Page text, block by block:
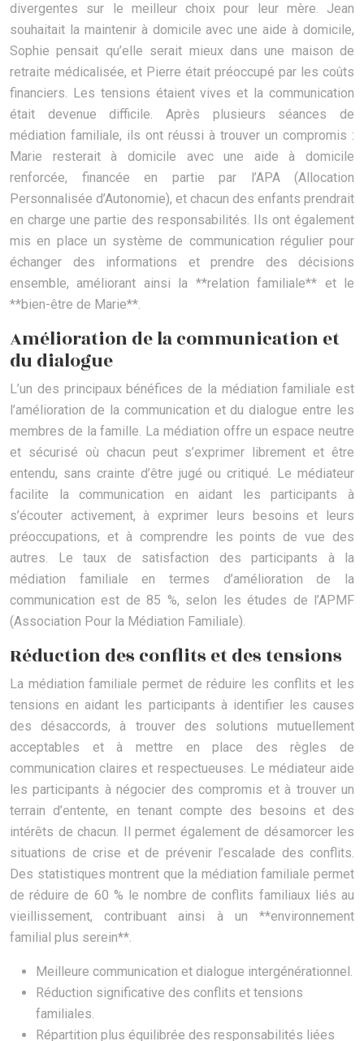
divergentes sur le meilleur choix pour leur mère. Jean
souhaitait la maintenir à domicile avec une aide à domicile,
Sophie pensait qu’elle serait mieux dans une maison de
retraite médicalisée, et Pierre était préoccupé par les coûts
financiers. Les tensions étaient vives et la communication
était devenue difficile. Après plusieurs séances de
médiation familiale, ils ont réussi à trouver un compromis :
Marie resterait à domicile avec une aide à domicile
renforcée, financée en partie par l’APA (Allocation
Personnalisée d’Autonomie), et chacun des enfants prendrait
en charge une partie des responsabilités. Ils ont également
mis en place un système de communication régulier pour
échanger des informations et prendre des décisions
ensemble, améliorant ainsi la **relation familiale** et le
**bien-être de Marie**.
Amélioration de la communication et
du dialogue
L’un des principaux bénéfices de la médiation familiale est
l’amélioration de la communication et du dialogue entre les
membres de la famille. La médiation offre un espace neutre
et sécurisé où chacun peut s’exprimer librement et être
entendu, sans crainte d’être jugé ou critiqué. Le médiateur
facilite la communication en aidant les participants à
s’écouter activement, à exprimer leurs besoins et leurs
préoccupations, et à comprendre les points de vue des
autres. Le taux de satisfaction des participants à la
médiation familiale en termes d’amélioration de la
communication est de 85 %, selon les études de l’APMF
(Association Pour la Médiation Familiale).
Réduction des conflits et des tensions
La médiation familiale permet de réduire les conflits et les
tensions en aidant les participants à identifier les causes
des désaccords, à trouver des solutions mutuellement
acceptables et à mettre en place des règles de
communication claires et respectueuses. Le médiateur aide
les participants à négocier des compromis et à trouver un
terrain d’entente, en tenant compte des besoins et des
intérêts de chacun. Il permet également de désamorcer les
situations de crise et de prévenir l’escalade des conflits.
Des statistiques montrent que la médiation familiale permet
de réduire de 60 % le nombre de conflits familiaux liés au
vieillissement, contribuant ainsi à un **environnement
familial plus serein**.
Meilleure communication et dialogue intergénérationnel.
Réduction significative des conflits et tensions
familiales.
Répartition plus équilibrée des responsabilités liées